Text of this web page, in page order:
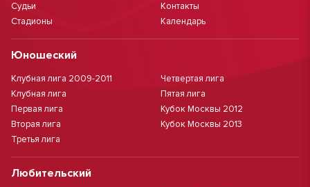
Судьи
Стадионы
Контакты
Календарь
Юношеский
Клубная лига 2009-2011
Клубная лига
Первая лига
Вторая лига
Третья лига
Четвертая лига
Пятая лига
Кубок Москвы 2012
Кубок Москвы 2013
Любительский